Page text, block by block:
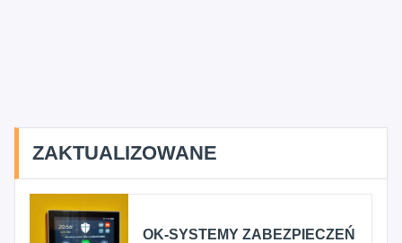
ZAKTUALIZOWANE
OK-SYSTEMY ZABEZPIECZEŃ